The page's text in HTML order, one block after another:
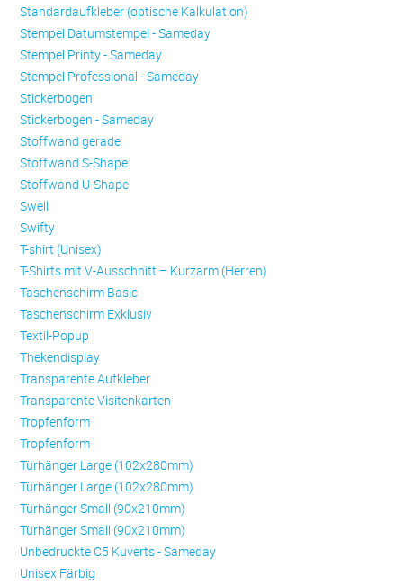
Standardaufkleber (optische Kalkulation)
Stempel Datumstempel - Sameday
Stempel Printy - Sameday
Stempel Professional - Sameday
Stickerbogen
Stickerbogen - Sameday
Stoffwand gerade
Stoffwand S-Shape
Stoffwand U-Shape
Swell
Swifty
T-shirt (Unisex)
T-Shirts mit V-Ausschnitt – Kurzarm (Herren)
Taschenschirm Basic
Taschenschirm Exklusiv
Textil-Popup
Thekendisplay
Transparente Aufkleber
Transparente Visitenkarten
Trop­fen­form
Trop­fen­form
Türhänger Large (102x280mm)
Türhänger Large (102x280mm)
Türhänger Small (90x210mm)
Türhänger Small (90x210mm)
Unbedruckte C5 Kuverts - Sameday
Unisex Färbig